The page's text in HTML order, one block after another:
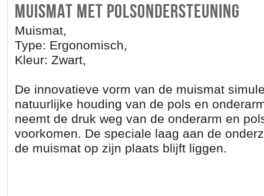
MUISMAT MET POLSONDERSTEUNING
Muismat,
Type: Ergonomisch,
Kleur: Zwart,
De innovatieve vorm van de muismat
natuurlijke houding van de pols en
neemt de druk weg van de onderarm en
voorkomen. De speciale laag aan de
de muismat op zijn plaats blijft liggen.